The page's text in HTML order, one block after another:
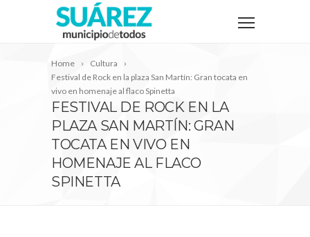
Home
Cultura
Festival de Rock en la plaza San Martín: Gran tocata en
vivo en homenaje al flaco Spinetta
FESTIVAL DE ROCK EN LA
PLAZA SAN MARTÍN: GRAN
TOCATA EN VIVO EN
HOMENAJE AL FLACO
SPINETTA